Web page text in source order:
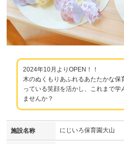
2024年10月よりOPEN！！
木のぬくもりあふれるあたたかな保
っている笑顔を活かし、これまで学
ませんか？
施設名称 にじいろ保育園大山